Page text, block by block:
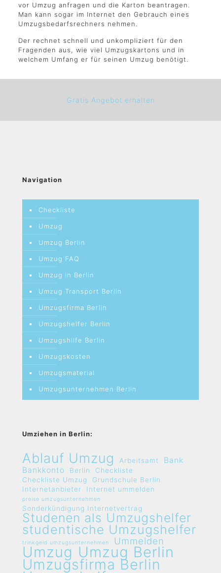
vor Umzug anfragen und die Karton beantragen.
Man kann sogar im Internet den Gebrauch eines
Umzugsbedarfsrechners nehmen.
Der rechnet schnell und unkompliziert für den
Fragenden aus, wie viel Umzugskartons und in
welchem Umfang er für seinen Umzug benötigt.
Gratis Angebot erhalten
Navigation
Checkliste
Umzug
Umzug Berlin
Umzug FAQ
Umzug in Berlin
Umzug Transport Berlin
Umzugsfirma Berlin
Umzugshelfer Berlin
Umzugshilfe Berlin
Umzugskosten
Umzugsmaterial
Umzugsunternehmen Berlin
Umziehen in Berlin:
Ablauf Umzug Arbeitsamt
Bank
Bankkonto
Berlin
Checkliste
Checkliste Umzug
Grundschule Berlin
Internetanbieter
Internet ummelden
preise umzugsunternehmen
Sonderkündigung Internetvertrag
Studenen als Umzugshelfer
studentische Umzugshelfer
trinkgeld umzugsunternehmen Ummelden
Umzug Umzug Berlin
Umzugsfirma Berlin